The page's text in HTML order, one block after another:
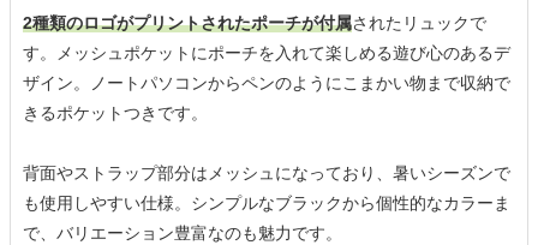
2種類のロゴがプリントされたポーチが付属されたリュックで
す。メッシュポケットにポーチを入れて楽しめる遊び心のあるデ
ザイン。ノートパソコンからペンのようにこまかい物まで収納で
きるポケットつきです。
背面やストラップ部分はメッシュになっており、暑いシーズンで
も使用しやすい仕様。シンプルなブラックから個性的なカラーま
で、バリエーション豊富なのも魅力です。